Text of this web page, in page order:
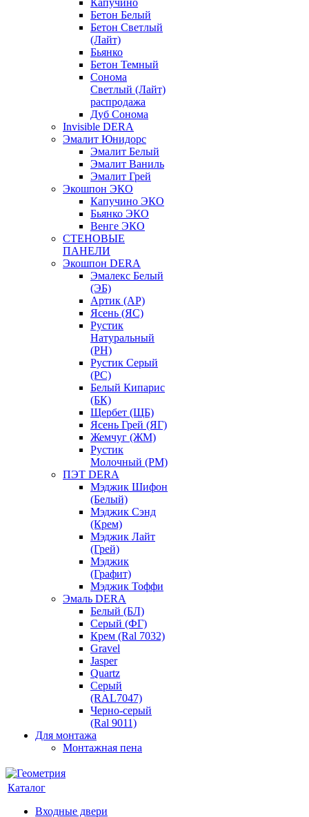
Капучино
Бетон Белый
Бетон Светлый
(Лайт)
Бьянко
Бетон Темный
Сонома
Светлый (Лайт)
распродажа
Дуб Сонома
Invisible DERA
Эмалит Юнидорс
Эмалит Белый
Эмалит Ваниль
Эмалит Грей
Экошпон ЭКО
Капучино ЭКО
Бьянко ЭКО
Венге ЭКО
СТЕНОВЫЕ
ПАНЕЛИ
Экошпон DERA
Эмалекс Белый
(ЭБ)
Артик (АР)
Ясень (ЯС)
Рустик
Натуральный
(РН)
Рустик Серый
(РС)
Белый Кипарис
(БК)
Щербет (ЩБ)
Ясень Грей (ЯГ)
Жемчуг (ЖМ)
Рустик
Молочный (РМ)
ПЭТ DERA
Мэджик Шифон
(Белый)
Мэджик Сэнд
(Крем)
Мэджик Лайт
(Грей)
Мэджик
(Графит)
Мэджик Тоффи
Эмаль DERA
Белый (БЛ)
Серый (ФГ)
Крем (Ral 7032)
Gravel
Jasper
Quartz
Серый
(RAL7047)
Черно-серый
(Ral 9011)
Для монтажа
Монтажная пена
Каталог
Входные двери